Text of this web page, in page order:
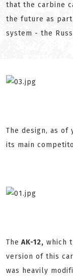
that the carbine
the future as
system - the
The design, as of
its main
The AK-12, which
version of this
was heavily